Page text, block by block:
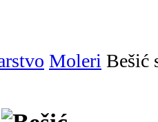
Moleri Bešić